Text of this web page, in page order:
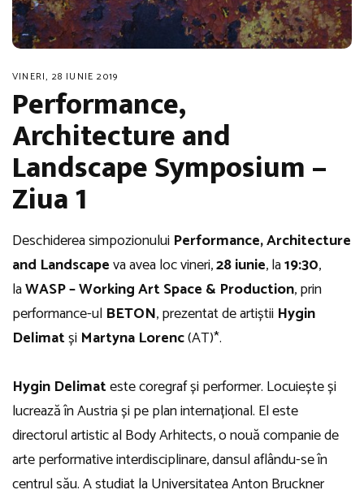
VINERI, 28 IUNIE 2019
Performance,
Architecture and
Landscape Symposium –
Ziua 1
Deschiderea simpozionului Performance, Architecture
and Landscapeva avea loc vineri,28 iunie, la19:30,
laWASP – Working Art Space & Production, prin
performance-ul BETON, prezentat de artiștii Hygin
Delimatși Martyna Lorenc(AT)*.
Hygin Delimateste coregraf și performer. Locuiește și
lucrează în Austria și pe plan internațional. El este
directorul artistic al Body Arhitects, o nouă companie de
arte performative interdisciplinare, dansul aflându-se în
centrul său. A studiat la Universitatea Anton Bruckner